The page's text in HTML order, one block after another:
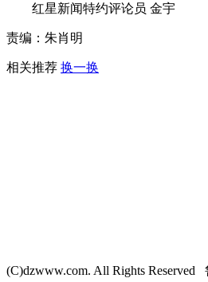
红星新闻特约评论员 金宇
责编：朱肖明
相关推荐 换一换
(C)dzwww.com. All Rights Reserved